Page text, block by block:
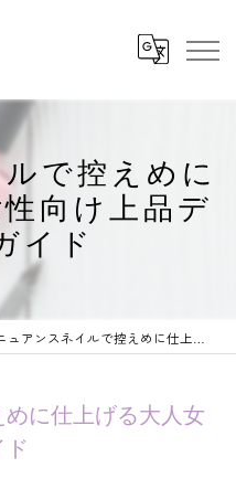
で控えめに
向け上品デ
イド
アンスネイルで控えめに仕上げる大人女性向け上品デザインガイド
に仕上げる大人女